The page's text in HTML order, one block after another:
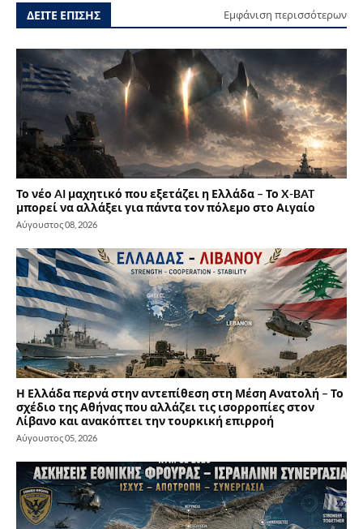
ΔΕΙΤΕ ΕΠΙΣΗΣ Εμφάνιση περισσότερων
Το νέο AI μαχητικό που εξετάζει η Ελλάδα – Το X-BAT
μπορεί να αλλάξει για πάντα τον πόλεμο στο Αιγαίο
Αύγουστος 08, 2026
Η Ελλάδα περνά στην αντεπίθεση στη Μέση Ανατολή – Το
σχέδιο της Αθήνας που αλλάζει τις ισορροπίες στον
Λίβανο και ανακόπτει την τουρκική επιρροή
Αύγουστος 05, 2026